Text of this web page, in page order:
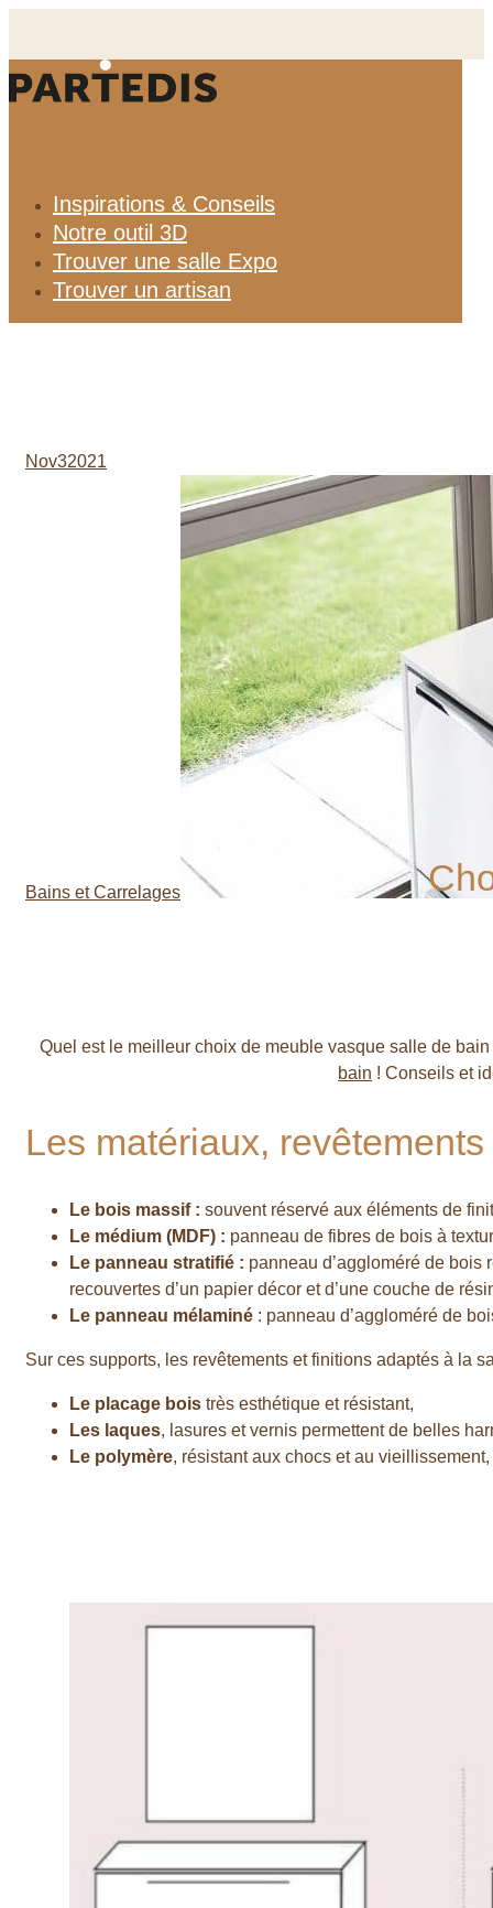
contenu
Inspirations & Conseils
Notre outil 3D
Trouver une salle Expo
Trouver un artisan
Nov32021
Bains et Carrelages
Quel est le meilleur choix de meuble vasque salle de
bain ! Conseils et
Les matériaux,
Le bois massif : souvent réservé aux éléments de
Le médium (MDF) : panneau de fibres de bois à
Le panneau stratifié : panneau d’aggloméré de bois
recouvertes d’un papier décor et d’une couche de
Le panneau mélaminé : panneau d’aggloméré de
Sur ces supports, les revêtements et finitions adaptés à la
Le placage bois très esthétique et résistant,
Les laques, lasures et vernis permettent de belles
Le polymère, résistant aux chocs et au